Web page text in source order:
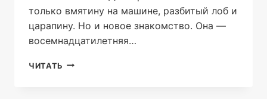
только вмятину на машине, разбитый лоб и
царапину. Но и новое знакомство. Она —
восемнадцатилетняя…
ЧИТАТЬ НЕ